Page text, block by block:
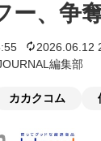
ー、争
2026.06.12
編集部
カカクコム